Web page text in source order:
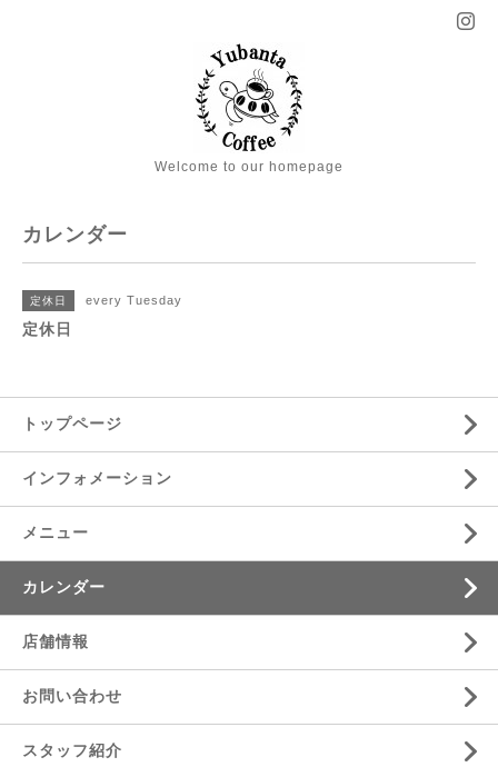
Welcome to our homepage
カレンダー
定休日 every Tuesday
定休日
トップページ
インフォメーション
メニュー
カレンダー
店舗情報
お問い合わせ
スタッフ紹介